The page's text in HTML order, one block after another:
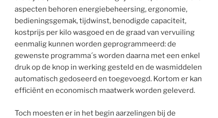
aspecten behoren energiebeheersing, ergonomie,
bedieningsgemak, tijdwinst, benodigde capaciteit,
kostprijs per kilo wasgoed en de graad van vervuiling
eenmalig kunnen worden geprogrammeerd: de
gewenste programma´s worden daarna met een enkel
druk op de knop in werking gesteld en de wasmiddelen
automatisch gedoseerd en toegevoegd. Kortom er kan
efficiënt en economisch maatwerk worden geleverd.
Toch moesten er in het begin aarzelingen bij de